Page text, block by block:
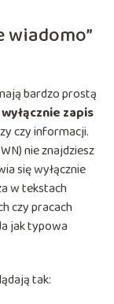
wiadomo”
bardzo prostą
zapis
czy informacji.
nie znajdziesz
się wyłącznie
w tekstach
czy pracach
jak typowa
tak: